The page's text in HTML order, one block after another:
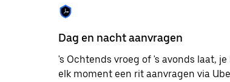
Dag en nacht aanvragen
's Ochtends vroeg of 's avonds laat,
elk moment een rit aanvragen via